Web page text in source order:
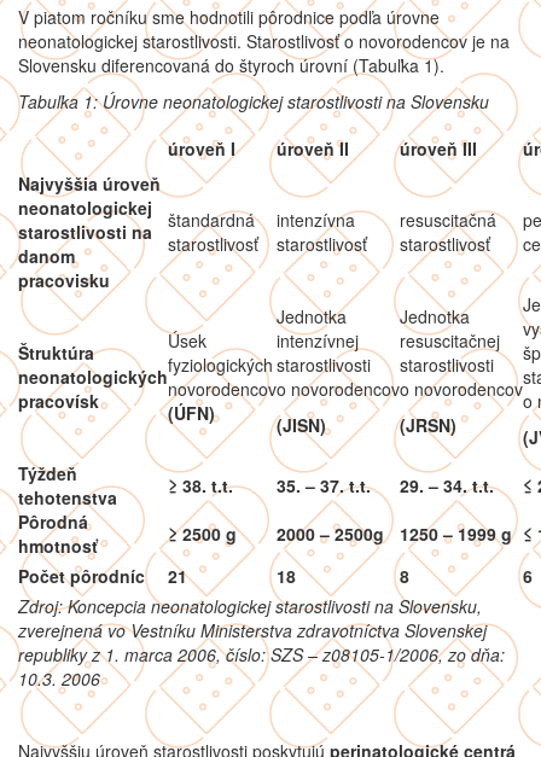
V piatom ročníku sme hodnotili pôrodnice podľa úrovne
neonatologickej starostlivosti. Starostlivosť o novorodencov je na
Slovensku diferencovaná do štyroch úrovní (Tabuľka 1).
Tabuľka 1: Úrovne neonatologickej starostlivosti na Slovensku
úroveň I
úroveň II úroveň III
Najvyššia úroveň
neonatologickej
starostlivosti na
danom
pracovisku
štandardná
starostlivosť
intenzívna
starostlivosť
resuscitačná
starostlivosť
Štruktúra
neonatologických
pracovísk
Úsek
fyziologických
novorodencov
(ÚFN)
Jednotka
intenzívnej
starostlivosti
o novorodencov
(JISN)
Jednotka
resuscitačnej
starostlivosti
o novorodencov
(JRSN)
o
Týždeň
tehotenstva
≥ 38. t.t. 35. – 37. t.t. 29. – 34. t.t.
≤
Pôrodná
hmotnosť
≥ 2500 g 2000 – 2500g 1250 – 1999 g ≤
Počet pôrodníc
21 18 8
6
Zdroj: Koncepcia neonatologickej starostlivosti na Slovensku,
zverejnená vo Vestníku Ministerstva zdravotníctva Slovenskej
republiky z 1. marca 2006, číslo: SZS – z08105-1/2006, zo dňa:
10.3. 2006
Najvyššiu úroveň starostlivosti poskytujú perinatologické centrá